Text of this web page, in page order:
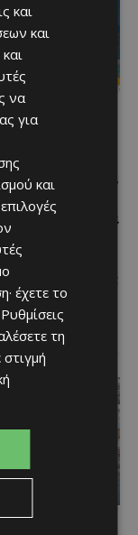
Πολιτισμού
στον Πρωταρά
γεύσεις και
παράδοση δίνει ξανά
Πρωταρά, καθώς
Αγροτικού
πραγματοποιηθεί
και
και
να
για
και
έχετε το
Ρυθμίσεις
τη